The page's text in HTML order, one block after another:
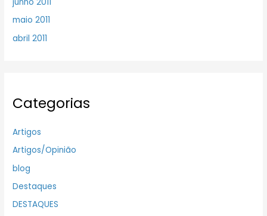
maio 2011
abril 2011
Categorias
Artigos
Artigos/Opinião
blog
Destaques
DESTAQUES